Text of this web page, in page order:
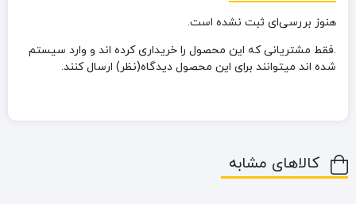
هنوز بررسی‌ای ثبت نشده است.
.فقط مشتریانی که این محصول را خریداری کرده اند و وارد سیستم
شده اند میتوانند برای این محصول دیدگاه(نظر) ارسال کنند.
کالاهای مشابه